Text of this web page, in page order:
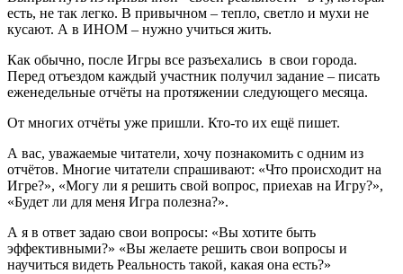
есть, не так легко. В привычном – тепло, светло и мухи не
кусают. А в ИНОМ – нужно учиться жить.
Как обычно, после Игры все разъехались в свои города.
Перед отъездом каждый участник получил задание – писать
еженедельные отчёты на протяжении следующего месяца.
От многих отчёты уже пришли. Кто-то их ещё пишет.
А вас, уважаемые читатели, хочу познакомить с одним из
отчётов. Многие читатели спрашивают: «Что происходит на
Игре?», «Могу ли я решить свой вопрос, приехав на Игру?»,
«Будет ли для меня Игра полезна?».
А я в ответ задаю свои вопросы: «Вы хотите быть
эффективными?» «Вы желаете решить свои вопросы и
научиться видеть Реальность такой, какая она есть?»